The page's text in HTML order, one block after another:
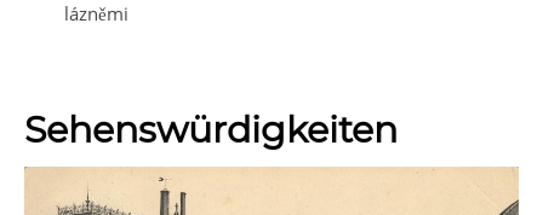
lázněmi
Sehenswürdigkeiten